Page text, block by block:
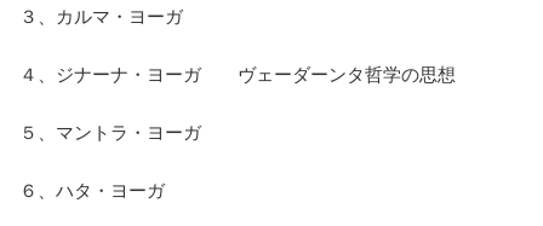
３、カルマ・ヨーガ
４、ジナーナ・ヨーガ ヴェーダーンタ哲学の思想
５、マントラ・ヨーガ
６、ハタ・ヨーガ